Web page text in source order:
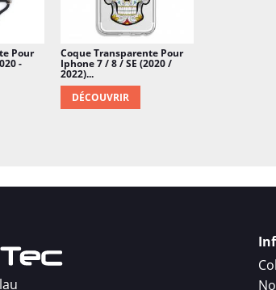
Pour
-
Coque Transparente Pour
Iphone 7 / 8 / SE (2020 /
2022)...
DÉCOUVRIR